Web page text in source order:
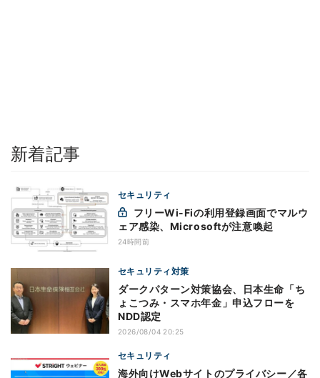
新着記事
セキュリティ
ェア感染、Microsoftが注意喚起
24時間前
セキュリティ対策
ダークパターン対策協会、日本生命「ち
ょこつみ・スマホ年金」申込フローを
NDD認定
2026/08/04 20:25
セキュリティ
海外向けWebサイトのプライバシー／各